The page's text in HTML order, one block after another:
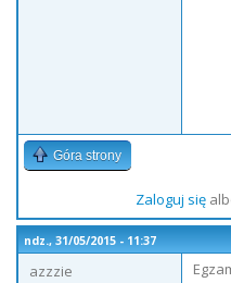
Góra strony
Zaloguj się
ndz., 31/05/2015 - 11:37
azzzie